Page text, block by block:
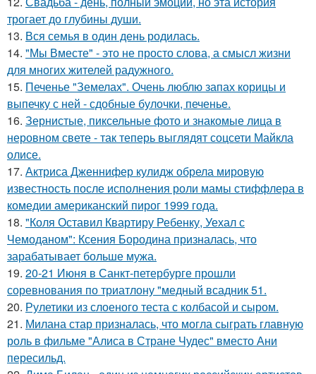
трогает до глубины души.
13. Вся семья в один день родилась.
14. "Мы Вместе" - это не просто слова, а смысл жизни
для многих жителей радужного.
15. Печенье "Земелах". Очень люблю запах корицы и
выпечку с ней - сдобные булочки, печенье.
16. Зернистые, пиксельные фото и знакомые лица в
неровном свете - так теперь выглядят соцсети Майкла
олисе.
17. Актриса Дженнифер кулидж обрела мировую
известность после исполнения роли мамы стиффлера в
комедии американский пирог 1999 года.
18. "Коля Оставил Квартиру Ребенку, Уехал с
Чемоданом": Ксения Бородина призналась, что
зарабатывает больше мужа.
19. 20-21 Июня в Санкт-петербурге прошли
соревнования по триатлону "медный всадник 51.
20. Рулетики из слоеного теста с колбасой и сыром.
21. Милана стар призналась, что могла сыграть главную
роль в фильме "Алиса в Стране Чудес" вместо Ани
пересильд.